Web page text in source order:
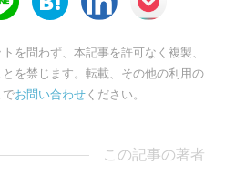
を問わず、本記事を許可なく複製、
を禁じます。転載、その他の利用の
でお問い合わせ ください。
この記事の著者